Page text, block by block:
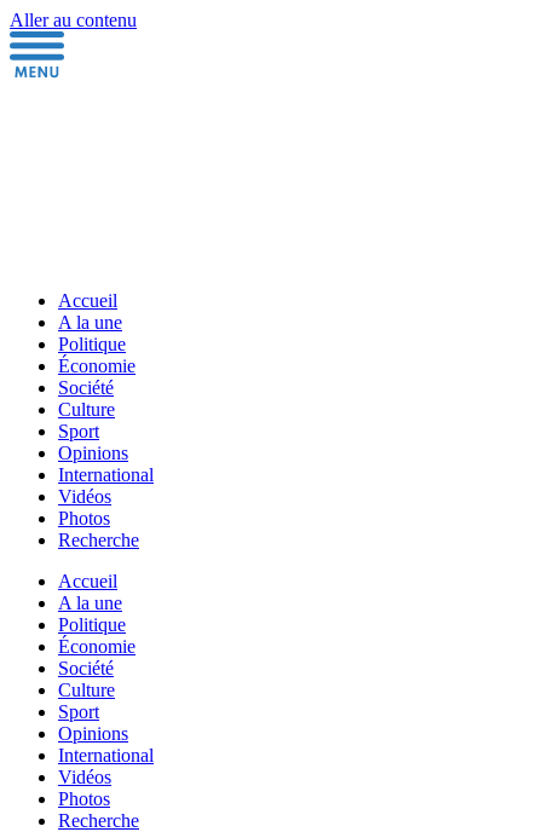
Aller au contenu
Accueil
A la une
Politique
Économie
Société
Culture
Sport
Opinions
International
Vidéos
Photos
Recherche
Accueil
A la une
Politique
Économie
Société
Culture
Sport
Opinions
International
Vidéos
Photos
Recherche